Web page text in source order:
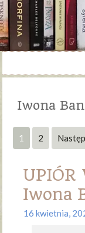
Iwona
1 2
UPIÓR
Iwona
16 kwietnia,